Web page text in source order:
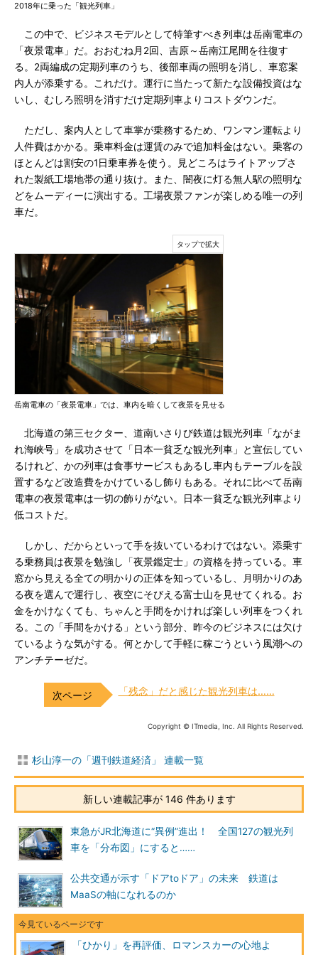
2018年に乗った「観光列車」
この中で、ビジネスモデルとして特筆すべき列車は岳南電車の
「夜景電車」だ。おおむね月2回、吉原～岳南江尾間を往復す
る。2両編成の定期列車のうち、後部車両の照明を消し、車窓案
内人が添乗する。これだけ。運行に当たって新たな設備投資はな
いし、むしろ照明を消すだけ定期列車よりコストダウンだ。
ただし、案内人として車掌が乗務するため、ワンマン運転より
人件費はかかる。乗車料金は運賃のみで追加料金はない。乗客の
ほとんどは割安の1日乗車券を使う。見どころはライトアップさ
れた製紙工場地帯の通り抜け。また、闇夜に灯る無人駅の照明な
どをムーディーに演出する。工場夜景ファンが楽しめる唯一の列
車だ。
岳南電車の「夜景電車」では、車内を暗くして夜景を見せる
北海道の第三セクター、道南いさりび鉄道は観光列車「ながま
れ海峡号」を成功させて「日本一貧乏な観光列車」と宣伝してい
るけれど、かの列車は食事サービスもあるし車内もテーブルを設
置するなど改造費をかけているし飾りもある。それに比べて岳南
電車の夜景電車は一切の飾りがない。日本一貧乏な観光列車より
低コストだ。
しかし、だからといって手を抜いているわけではない。添乗す
る乗務員は夜景を勉強し「夜景鑑定士」の資格を持っている。車
窓から見える全ての明かりの正体を知っているし、月明かりのあ
る夜を選んで運行し、夜空にそびえる富士山を見せてくれる。お
金をかけなくても、ちゃんと手間をかければ楽しい列車をつくれ
る。この「手間をかける」という部分、昨今のビジネスには欠け
ているような気がする。何とかして手軽に稼ごうという風潮への
アンチテーゼだ。
「残念」だと感じた観光列車は……
Copyright © ITmedia, Inc. All Rights Reserved.
杉山淳一の「週刊鉄道経済」 連載一覧
新しい連載記事が 146 件あります
東急がJR北海道に“異例”進出！ 全国127の観光列
車を「分布図」にすると……
公共交通が示す「ドアtoドア」の未来 鉄道は
MaaSの軸になれるのか
「ひかり」を再評価、ロマンスカーの心地よ